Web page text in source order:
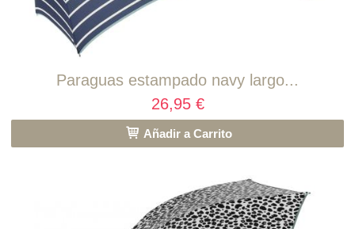
Paraguas estampado navy largo...
26,95 €
Añadir a Carrito